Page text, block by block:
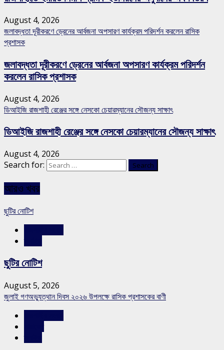
August 4, 2026
জলাবদ্ধতা দূরীকরণে ড্রেনের আর্বজনা অপসারণ কার্যক্রম পরিদর্শন করলেন রাসিক
প্রশাসক
জলাবদ্ধতা দূরীকরণে ড্রেনের আর্বজনা অপসারণ কার্যক্রম পরিদর্শন
করলেন রাসিক প্রশাসক
August 4, 2026
ডিআইজি রাজশাহী রেঞ্জের সঙ্গে নেসকো চেয়ারম্যানের সৌজন্য সাক্ষাৎ
ডিআইজি রাজশাহী রেঞ্জের সঙ্গে নেসকো চেয়ারম্যানের সৌজন্য সাক্ষাৎ
August 4, 2026
Search for:
আরও খবর
ছুটির নোটিশ
ছুটির নোটিশ
August 5, 2026
জুলাই গণঅভ্যুত্থান দিবস ২০২৬ উপলক্ষে রাসিক প্রশাসকের বাণী